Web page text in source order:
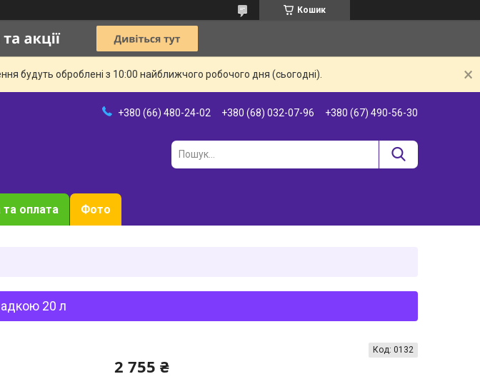
Кошик
будуть оброблені з 10:00 найближчого робочого дня (сьогодні).
+380 (66) 480-24-02 +380 (68) 032-07-96 +380 (67) 490-56-30
оплата Фото
20 л
2 755 ₴
Код: 0132